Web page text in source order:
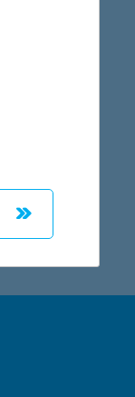
utolsó →